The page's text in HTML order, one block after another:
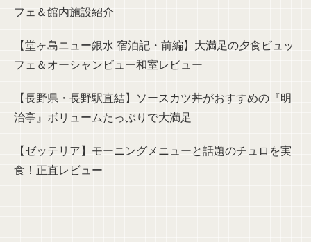
フェ＆館内施設紹介
【堂ヶ島ニュー銀水 宿泊記・前編】大満足の夕食ビュッ
フェ＆オーシャンビュー和室レビュー
【長野県・長野駅直結】ソースカツ丼がおすすめの『明
治亭』ボリュームたっぷりで大満足
【ゼッテリア】モーニングメニューと話題のチュロを実
食！正直レビュー